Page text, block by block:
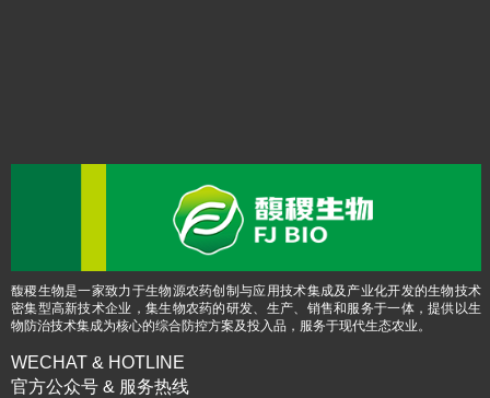
馥稷生物是一家致力于生物源农药创制与应用技术集成及产业化开发的生物技术
密集型高新技术企业，集生物农药的研发、生产、销售和服务于一体，提供以生
物防治技术集成为核心的综合防控方案及投入品，服务于现代生态农业。
WECHAT & HOTLINE
官方公众号 & 服务热线